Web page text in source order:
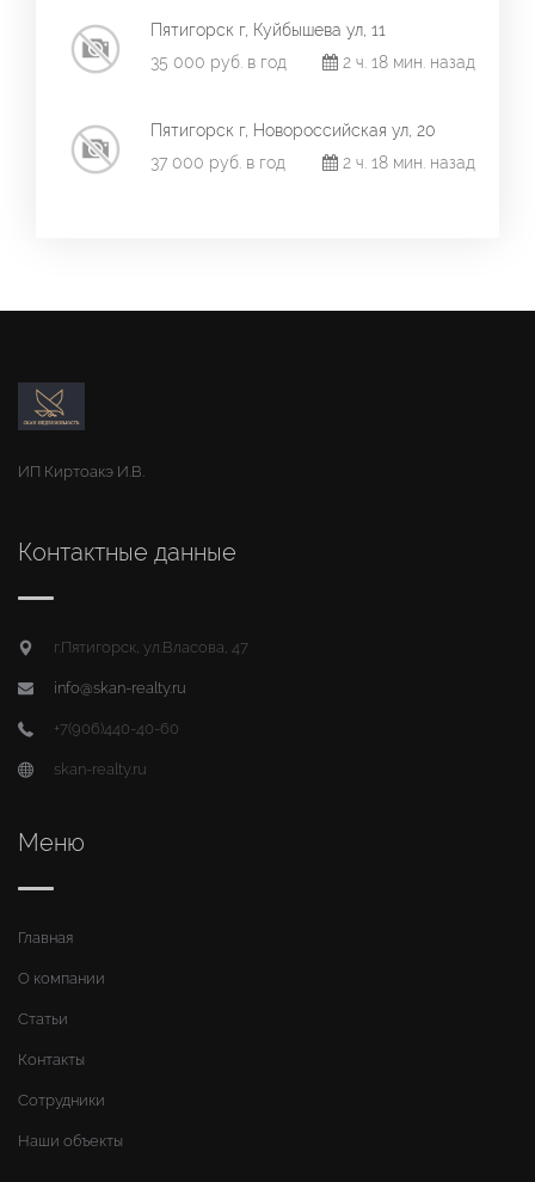
Пятигорск г, Куйбышева ул, 11
35 000 руб. в год
2 ч. 18 мин. назад
Пятигорск г, Новороссийская ул, 20
37 000 руб. в год
2 ч. 18 мин. назад
ИП Киртоакэ И.В.
Контактные данные
г.Пятигорск, ул.Власова, 47
info@skan-realty.ru
+7(906)440-40-60
skan-realty.ru
Меню
Главная
О компании
Статьи
Контакты
Сотрудники
Наши объекты